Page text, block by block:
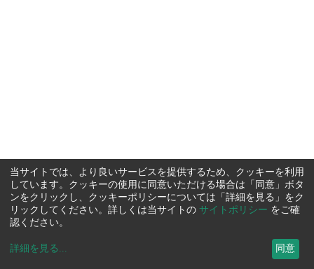
当サイトでは、より良いサービスを提供するため、クッキーを利用
しています。クッキーの使用に同意いただける場合は「同意」ボタ
ンをクリックし、クッキーポリシーについては「詳細を見る」をク
リックしてください。詳しくは当サイトの サイトポリシー をご確
認ください。
詳細を見る ... 同意